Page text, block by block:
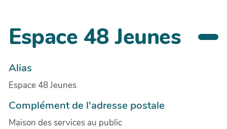
Espace 48 Jeunes
Alias
Espace 48 Jeunes
Complément de l'adresse postale
Maison des services au public